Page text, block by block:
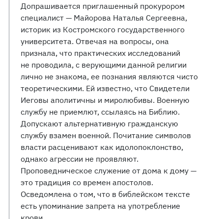
Допрашивается приглашенный прокурором
специалист — Майорова Наталья Сергеевна,
историк из Костромского государственного
университета. Отвечая на вопросы, она
признала, что практических исследований
не проводила, с верующими данной религии
лично не знакома, ее познания являются чисто
теоретическими. Ей известно, что Свидетели
Иеговы аполитичны и миролюбивы. Военную
службу не приемлют, ссылаясь на Библию.
Допускают альтернативную гражданскую
службу взамен военной. Почитание символов
власти расценивают как идолопоклонство,
однако агрессии не проявляют.
Проповедническое служение от дома к дому —
это традиция со времен апостолов.
Осведомлена о том, что в библейском тексте
есть упоминание запрета на употребление